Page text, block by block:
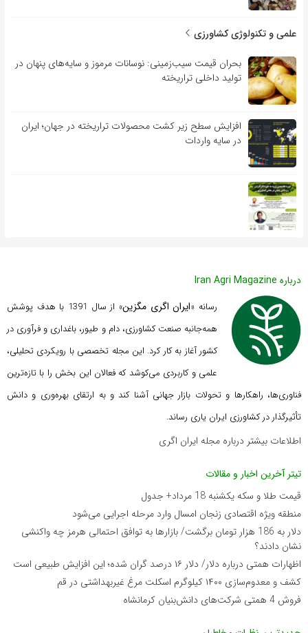
علمی و تکنولوژی کشاورزی
بحران قیمت سیب‌زمینی: نوسانات مرموز و سایه‌های پنهان در
تولید داخلی تراریخته
افزایش سطح زیر کشت محصولات تراریخته در جهان؛ ایران
در سایه واردات
درباره Iran Agri Magazine
رسانه «ایران اگری مگزین
» از سال 1391 با هدف پوشش
همه‌جانبه صنعت کشاورزی، دام و طیور، باغداری و فرآوری در
کشور آغاز به کار کرد. این مجله تخصصی با رویکردی تحلیلی،
علمی و کاربردی می‌کوشد که فعالان این بخش را با تازه‌ترین
فناوری‌ها، راهکارها و تحولات بازار جهانی آشنا کند و به ارتقای بهره‌وری و دانش
تأثیرگذار در کشاورزی ایران یاری رساند.
اطلاعات بیشتر درباره مجله ایران اگری
تیتر آخرین اخبار و مقالات
قیمت طلا و سکه یکشنبه 18 مرداد+ جدول
منطقه ویژه اقتصادی زنجان امسال وارد مرحله اجرایی می‌شود
دلار به 186 هزار تومان برگشت/ بازارها به توافق احتمالی هرمز چه واکنشی
نشان دادند؟
اظهارات همتی درباره دلار/ دلار ۱۶ درصد گران شده؛ این افزایش طبیعی است
کشف و معدوم‌سازی ۱۴۰۰ کیلوگرم اسکلت مرغ غیربهداشتی در قم
فروش 4 همتی شرکت‌های دانش‌بنیان کرمانشاه